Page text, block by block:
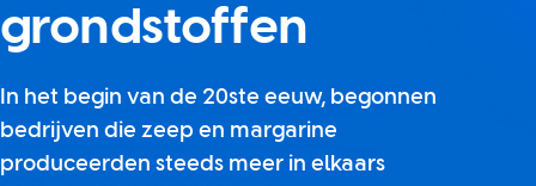
grondstoffen
In het begin van de 20ste eeuw, begonnen
bedrijven die zeep en margarine
produceerden steeds meer in elkaars